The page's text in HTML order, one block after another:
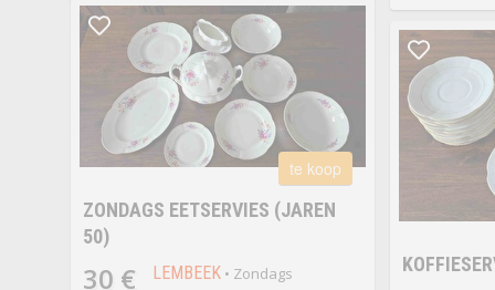
te koop
ZONDAGS EETSERVIES (JAREN
50)
30 € LEMBEEK• Zondags